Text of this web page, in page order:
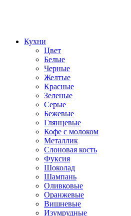
Кухни
Цвет
Белые
Черные
Желтые
Красные
Зеленые
Серые
Бежевые
Глянцевые
Кофе с молоком
Металлик
Слоновая кость
Фуксия
Шоколад
Шампань
Оливковые
Оранжевые
Вишневые
Изумрудные